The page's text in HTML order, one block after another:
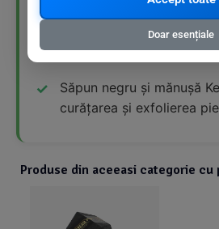
Ulei de argan cu
reparatoare
Săpun negru și mănușă
curățarea și exfolierea
Produse din aceeasi categorie cu
Doar esențiale